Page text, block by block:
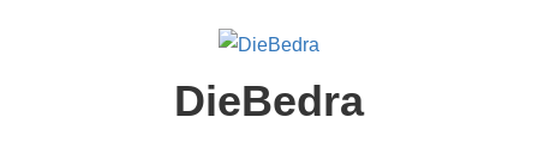
DieBedra